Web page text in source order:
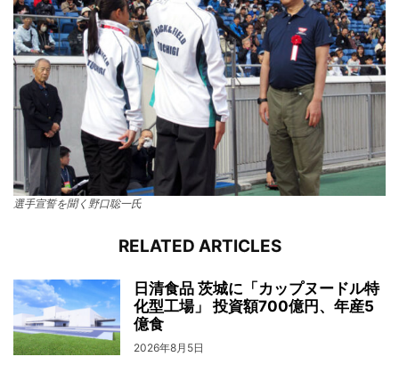
選手宣誓を聞く野口聡一氏
RELATED ARTICLES
日清食品 茨城に「カップヌードル特
化型工場」 投資額700億円、年産5
億食
2026年8月5日